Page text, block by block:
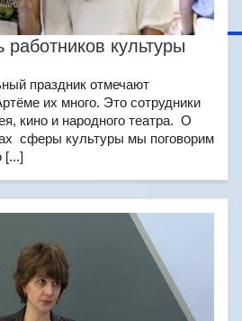
культуры
праздник отмечают
их много. Это сотрудники
кино и народного театра. О
сферы культуры мы поговорим
[...]